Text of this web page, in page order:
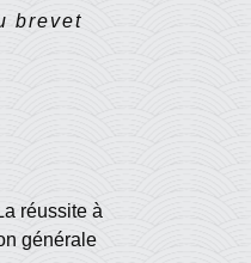
brevet
réussite à
générale